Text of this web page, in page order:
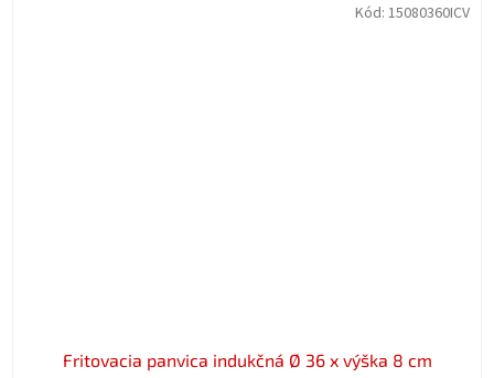
Fritovacia panvica indukčná Ø 36 x výška 8 cm
Kód: 15080360ICV